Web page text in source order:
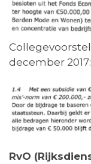
december 2017:
RvO